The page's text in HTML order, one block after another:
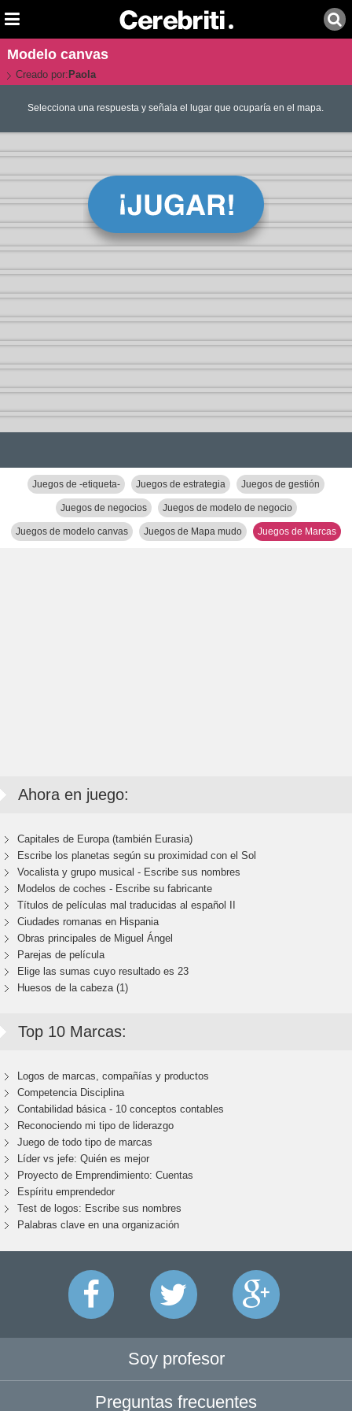
Modelo canvas
Creado por: Paola
Selecciona una respuesta y señala el lugar que ocuparía en el mapa.
Juegos de -etiqueta- Juegos de estrategia Juegos de gestión
Juegos de negocios Juegos de modelo de negocio
Juegos de modelo canvas Juegos de Mapa mudo Juegos de Marcas
Ahora en juego:
Capitales de Europa (también Eurasia)
Escribe los planetas según su proximidad con el Sol
Vocalista y grupo musical - Escribe sus nombres
Modelos de coches - Escribe su fabricante
Títulos de películas mal traducidas al español II
Ciudades romanas en Hispania
Obras principales de Miguel Ángel
Parejas de película
Elige las sumas cuyo resultado es 23
Huesos de la cabeza (1)
Top 10 Marcas:
Logos de marcas, compañías y productos
Competencia Disciplina
Contabilidad básica - 10 conceptos contables
Reconociendo mi tipo de liderazgo
Juego de todo tipo de marcas
Líder vs jefe: Quién es mejor
Proyecto de Emprendimiento: Cuentas
Espíritu emprendedor
Test de logos: Escribe sus nombres
Palabras clave en una organización
Soy profesor
Preguntas frecuentes